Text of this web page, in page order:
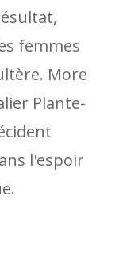
femmes
More
Plante-
l'espoir